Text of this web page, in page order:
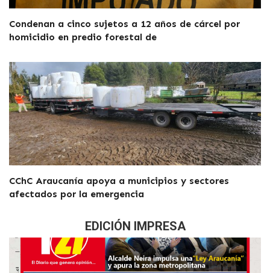
Condenan a cinco sujetos a 12 años de cárcel por
homicidio en predio forestal de
CChC Araucanía apoya a municipios y sectores
afectados por la emergencia
EDICIÓN IMPRESA